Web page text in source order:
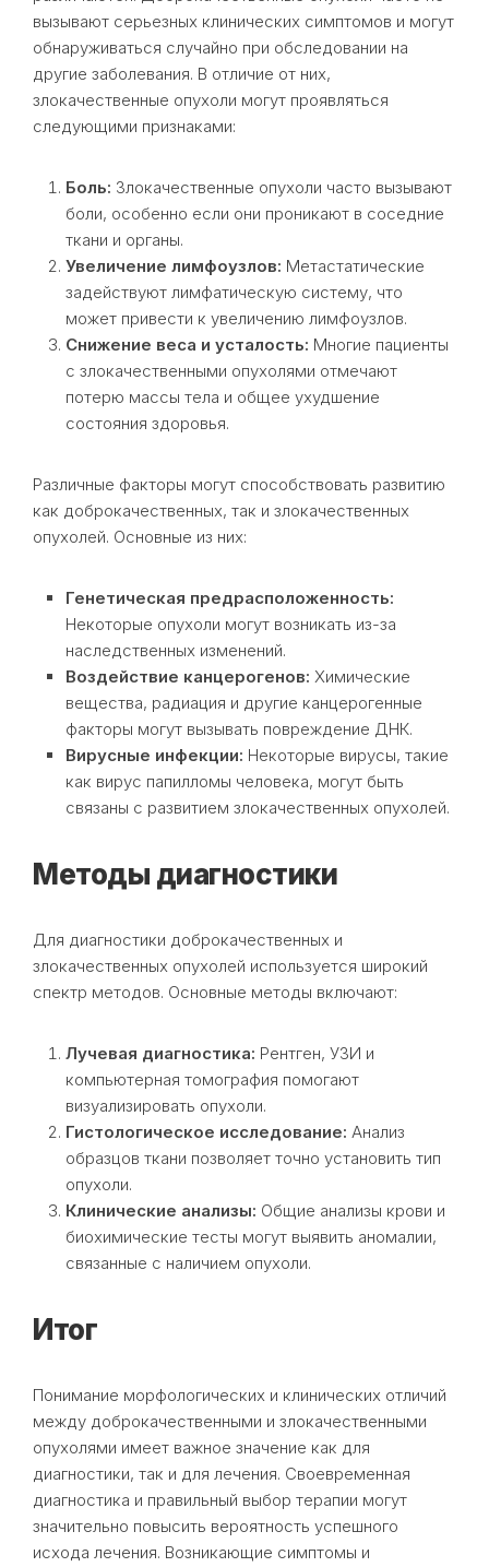
вызывают серьезных клинических симптомов и могут
обнаруживаться случайно при обследовании на
другие заболевания. В отличие от них,
злокачественные опухоли могут проявляться
следующими признаками:
Боль: Злокачественные опухоли часто вызывают
боли, особенно если они проникают в соседние
ткани и органы.
Увеличение лимфоузлов: Метастатические
задействуют лимфатическую систему, что
может привести к увеличению лимфоузлов.
Снижение веса и усталость: Многие пациенты
с злокачественными опухолями отмечают
потерю массы тела и общее ухудшение
состояния здоровья.
Различные факторы могут способствовать развитию
как доброкачественных, так и злокачественных
опухолей. Основные из них:
Генетическая предрасположенность:
Некоторые опухоли могут возникать из-за
наследственных изменений.
Воздействие канцерогенов: Химические
вещества, радиация и другие канцерогенные
факторы могут вызывать повреждение ДНК.
Вирусные инфекции: Некоторые вирусы, такие
как вирус папилломы человека, могут быть
связаны с развитием злокачественных опухолей.
Методы диагностики
Для диагностики доброкачественных и
злокачественных опухолей используется широкий
спектр методов. Основные методы включают:
Лучевая диагностика: Рентген, УЗИ и
компьютерная томография помогают
визуализировать опухоли.
Гистологическое исследование: Анализ
образцов ткани позволяет точно установить тип
опухоли.
Клинические анализы: Общие анализы крови и
биохимические тесты могут выявить аномалии,
связанные с наличием опухоли.
Итог
Понимание морфологических и клинических отличий
между доброкачественными и злокачественными
опухолями имеет важное значение как для
диагностики, так и для лечения. Своевременная
диагностика и правильный выбор терапии могут
значительно повысить вероятность успешного
исхода лечения. Возникающие симптомы и